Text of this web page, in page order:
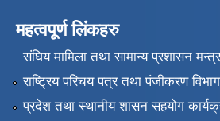
महत्वपूर्ण लिंकहरु
संघिय मामिला तथा सामान्य प्रशासन
राष्ट्रिय परिचय पत्र तथा पंजीकरण विभाग
प्रदेश तथा स्थानीय शासन सहयोग